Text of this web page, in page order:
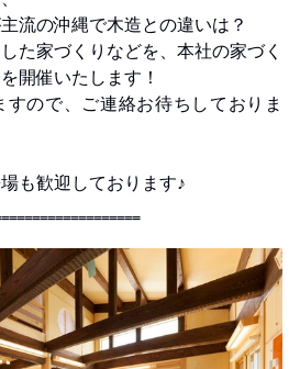
流の沖縄で木造との違いは？
た家づくりなどを、本社の家づく
開催いたします！
ので、ご連絡お待ちしておりま
も歓迎しております♪